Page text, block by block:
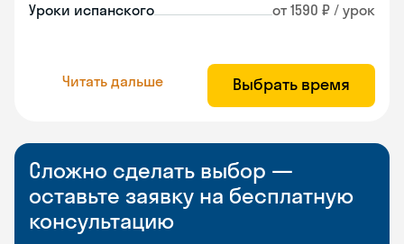
Уроки испанского от 1590 ₽ / урок
Читать дальше Выбрать время
Сложно сделать выбор —
оставьте заявку на бесплатную
консультацию